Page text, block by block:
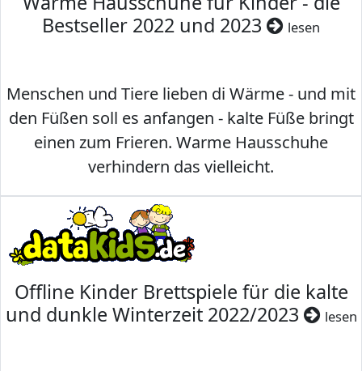
Bestseller 2022 und 2023
lesen
Menschen und Tiere lieben di Wärme - und mit
den Füßen soll es anfangen - kalte Füße bringt
einen zum Frieren. Warme Hausschuhe
verhindern das vielleicht.
Offline Kinder Brettspiele für die kalte
und dunkle Winterzeit 2022/2023
lesen